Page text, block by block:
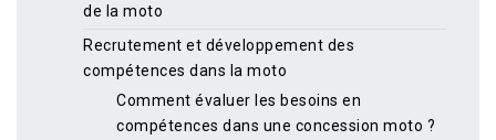
de la moto
Recrutement et développement des
compétences dans la moto
Comment évaluer les besoins en
compétences dans une concession moto ?